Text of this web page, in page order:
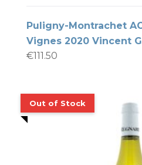
Puligny-Montrachet
Vignes 2020 Vincent
€111.50